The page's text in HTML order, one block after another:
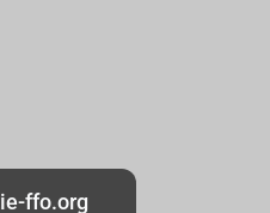
ffo.org